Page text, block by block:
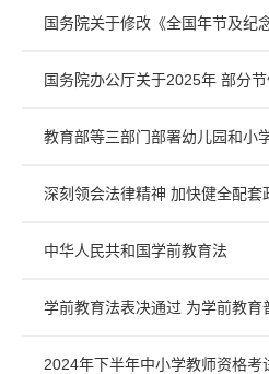
国务院关于修改《全国年节及纪
国务院办公厅关于2025年 部分
教育部等三部门部署幼儿园和小
深刻领会法律精神 加快健全配
中华人民共和国学前教育法
学前教育法表决通过 为学前教
2024年下半年中小学教师资格